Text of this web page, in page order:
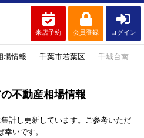
来店予約 会員登録 ログイン
場情報 千葉市若葉区 千城台南
計し更新しています。ご参考いただ
幸いです。